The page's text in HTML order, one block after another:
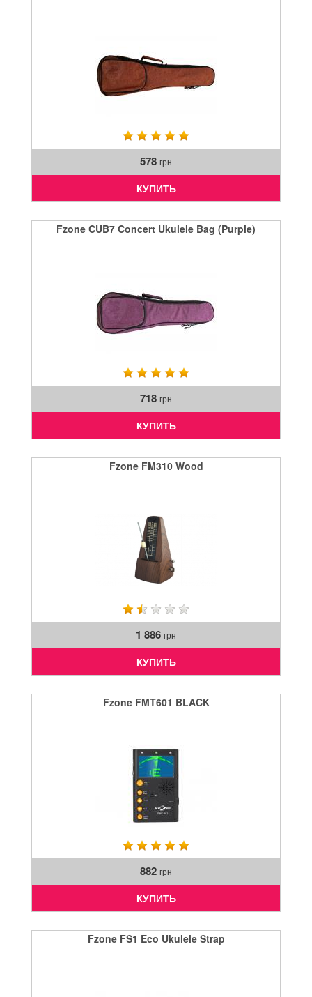
578 грн
КУПИТЬ
Fzone CUB7 Concert Ukulele Bag (Purple)
718 грн
КУПИТЬ
Fzone FM310 Wood
1 886 грн
КУПИТЬ
Fzone FMT601 BLACK
882 грн
КУПИТЬ
Fzone FS1 Eco Ukulele Strap